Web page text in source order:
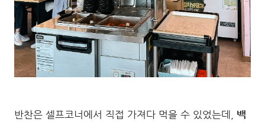
반찬은 셀프코너에서 직접 가져다 먹을 수 있었는데, 백